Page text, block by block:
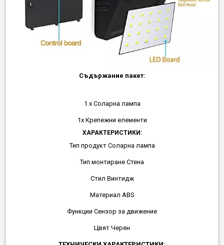
Съдържание пакет:
1 х Соларна лампа
1х Крепежни елементи
ХАРАКТЕРИСТИКИ:
Тип продукт Соларна лампа
Тип монтиране Стена
Стил Винтидж
Материал ABS
Функции Сензор за движение
Цвят Черен